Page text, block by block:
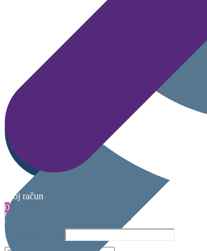
Moj račun
Korisničko ime
0